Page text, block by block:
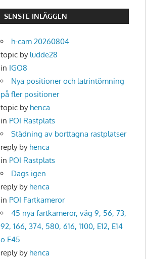
SENSTE INLÄGGEN
h-cam 20260804
topic by ludde28
in IGO8
Nya positioner och latrintömning
på fler positioner
topic by henca
in POI Rastplats
Städning av borttagna rastplatser
reply by henca
in POI Rastplats
Dags igen
reply by henca
in POI Fartkameror
45 nya fartkameror, väg 9, 56, 73,
92, 166, 374, 580, 616, 1100, E12, E14
o E45
reply by henca